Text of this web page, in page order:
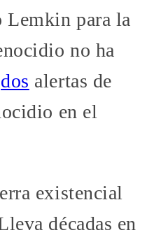
Lemkin para la
no ha
dos alertas de
en el
existencial
décadas en